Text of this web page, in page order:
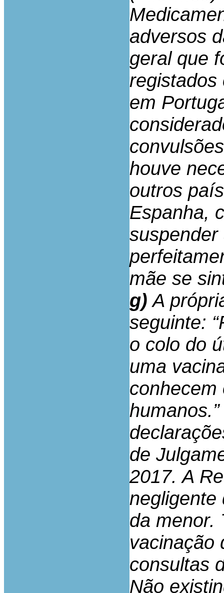
adversos
geral que
registados
em
houve
outros
Espanha,
mãe se
g) A
seguinte:
o colo do
uma
conhecem
de
2017. A
negligente
da menor.
vacinação
consultas
Não